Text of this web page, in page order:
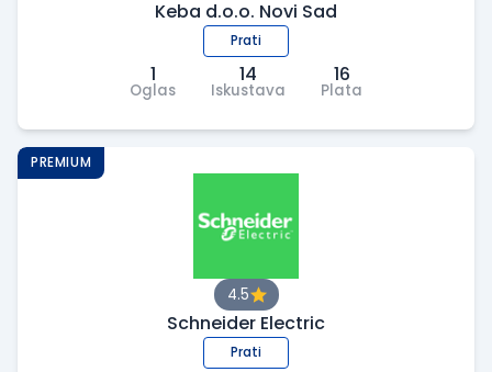
Keba d.o.o. Novi Sad
Prati
1
Oglas
14
Iskustava
16
Plata
4.5
Schneider Electric
Prati
PREMIUM